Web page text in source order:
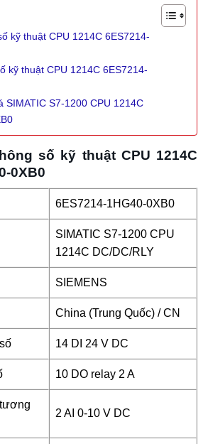
kỹ thuật CPU 1214C 6ES7214-
kỹ thuật CPU 1214C 6ES7214-
SIMATIC S7-1200 CPU 1214C
số kỹ thuật CPU 1214C
0XB0
6ES7214-1HG40-0XB0
SIMATIC S7-1200 CPU
1214C DC/DC/RLY
SIEMENS
China (Trung Quốc) / CN
14 DI 24 V DC
10 DO relay 2 A
2 AI 0-10 V DC